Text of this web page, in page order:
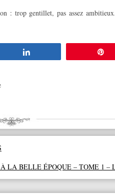
: trop gentillet, pas assez
LA BELLE ÉPOQUE – TOME 1 –